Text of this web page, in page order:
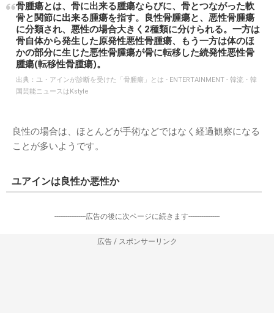
骨腫瘍とは、骨に出来る腫瘍ならびに、骨とつながった軟
骨と関節に出来る腫瘍を指す。良性骨腫瘍と、悪性骨腫瘍
に分類され、悪性の場合大きく2種類に分けられる。一方は
骨自体から発生した原発性悪性骨腫瘍、もう一方は体のほ
かの部分に生じた悪性骨腫瘍が骨に転移した続発性悪性骨
腫瘍(転移性骨腫瘍)。
出典： ユ・アインが診断を受けた「骨腫瘍」とは - ENTERTAINMENT - 韓流・韓
国芸能ニュースはKstyle
良性の場合は、ほとんどが手術などではなく経過観察になる
ことが多いようです。
ユアインは良性か悪性か
-----------------広告の後に次ページに続きます-----------------
広告 / スポンサーリンク